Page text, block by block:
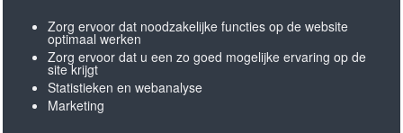
Vanuit voorraad leveren wij de nodige producten ter ondersteuning
van ons tandriemen en tandriemschijven assortiment.
Hieronder een greep uit het standaard assortiment:
Klemplaten
Zorg ervoor dat noodzakelijke functies op de website
optimaal werken
Zorg ervoor dat u een zo goed mogelijke ervaring op de
site krijgt
Statistieken en webanalyse
Marketing